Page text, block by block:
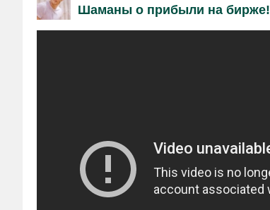
Шаманы о прибыли на бирже!